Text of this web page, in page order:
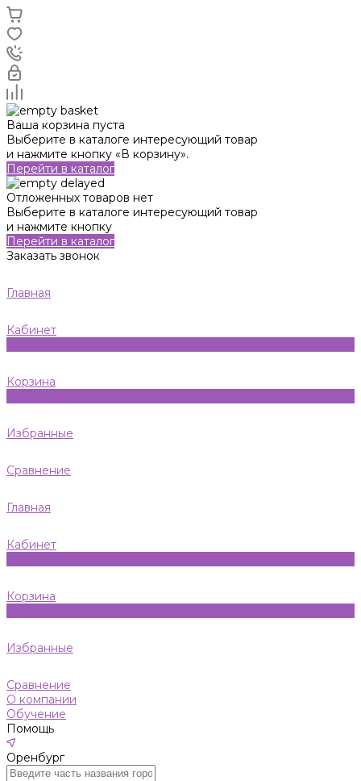
Ваша корзина пуста
Выберите в каталоге интересующий товар
и нажмите кнопку «В корзину».
Перейти в каталог
Отложенных товаров нет
Выберите в каталоге интересующий товар
и нажмите кнопку
Перейти в каталог
Заказать звонок
Главная
Кабинет
Корзина
Избранные
Сравнение
Главная
Кабинет
Корзина
Избранные
Сравнение
О компании
Обучение
Помощь
Оренбург